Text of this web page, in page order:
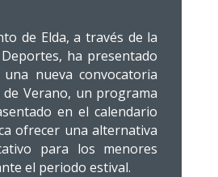
de Elda, a través de la
ha presentado
nueva convocatoria
de Verano, un programa
en el calendario
ofrecer una alternativa
para los menores
el periodo estival.